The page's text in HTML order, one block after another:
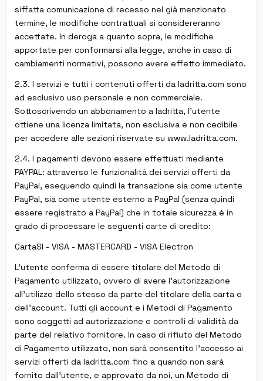
siffatta comunicazione di recesso nel già menzionato
termine, le modifiche contrattuali si considereranno
accettate. In deroga a quanto sopra, le modifiche
apportate per conformarsi alla legge, anche in caso di
cambiamenti normativi, possono avere effetto immediato.
2.3. I servizi e tutti i contenuti offerti da ladritta.com sono
ad esclusivo uso personale e non commerciale.
Sottoscrivendo un abbonamento a ladritta, l'utente
ottiene una licenza limitata, non esclusiva e non cedibile
per accedere alle sezioni riservate su www.ladritta.com.
2.4. I pagamenti devono essere effettuati mediante
PAYPAL: attraverso le funzionalità dei servizi offerti da
PayPal, eseguendo quindi la transazione sia come utente
PayPal, sia come utente esterno a PayPal (senza quindi
essere registrato a PayPal) che in totale sicurezza è in
grado di processare le seguenti carte di credito:
CartaSI - VISA - MASTERCARD - VISA Electron
L'utente conferma di essere titolare del Metodo di
Pagamento utilizzato, ovvero di avere l'autorizzazione
all'utilizzo dello stesso da parte del titolare della carta o
dell'account. Tutti gli account e i Metodi di Pagamento
sono soggetti ad autorizzazione e controlli di validità da
parte del relativo fornitore. In caso di rifiuto del Metodo
di Pagamento utilizzato, non sarà consentito l'accesso ai
servizi offerti da ladritta.com fino a quando non sarà
fornito dall'utente, e approvato da noi, un Metodo di